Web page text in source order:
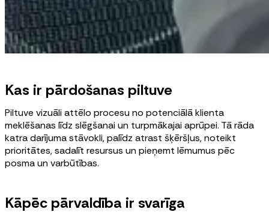
Kas ir pārdošanas piltuve
Piltuve vizuāli attēlo procesu no potenciālā klienta
meklēšanas līdz slēgšanai un turpmākajai aprūpei. Tā rāda
katra darījuma stāvokli, palīdz atrast šķēršļus, noteikt
prioritātes, sadalīt resursus un pieņemt lēmumus pēc
posma un varbūtības.
Kāpēc pārvaldība ir svarīga